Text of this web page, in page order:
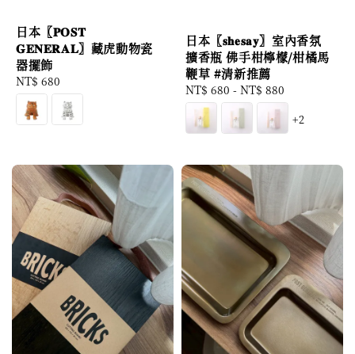
日本〖𝐏𝐎𝐒𝐓
𝐆𝐄𝐍𝐄𝐑𝐀𝐋〗藏虎動物瓷
器擺飾
Regular
price
NT$ 680
日本〖𝐬𝐡𝐞𝐬𝐚𝐲〗室內香氛
擴香瓶 佛手柑檸檬/柑橘馬
鞭草 #清新推薦
Regular
price
NT$ 680 - NT$ 880
+2